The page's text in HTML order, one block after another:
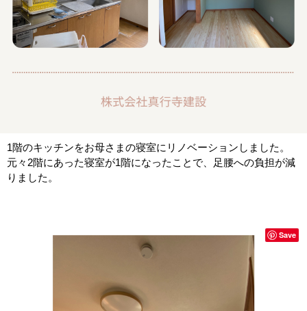
1階のキッチンをお母さまの寝室にリノベーションしました。
元々2階にあった寝室が1階になったことで、足腰への負担が減
りました。
Save